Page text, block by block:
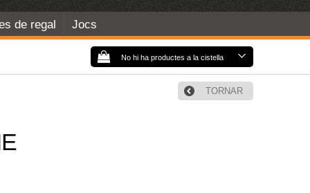
de regal Jocs
No hi ha productes a la cistella
TORNAR